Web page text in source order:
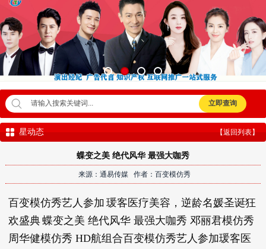
星动态 【返回列表】
蝶变之美 绝代风华 最强大咖秀
来源：通易传媒 作者：百变模仿秀
百变模仿秀艺人参加 瑗客医疗美容，逆龄名媛圣诞狂
欢盛典蝶变之美 绝代风华 最强大咖秀 邓丽君模仿秀
周华健模仿秀 HD航组合百变模仿秀艺人参加瑗客医